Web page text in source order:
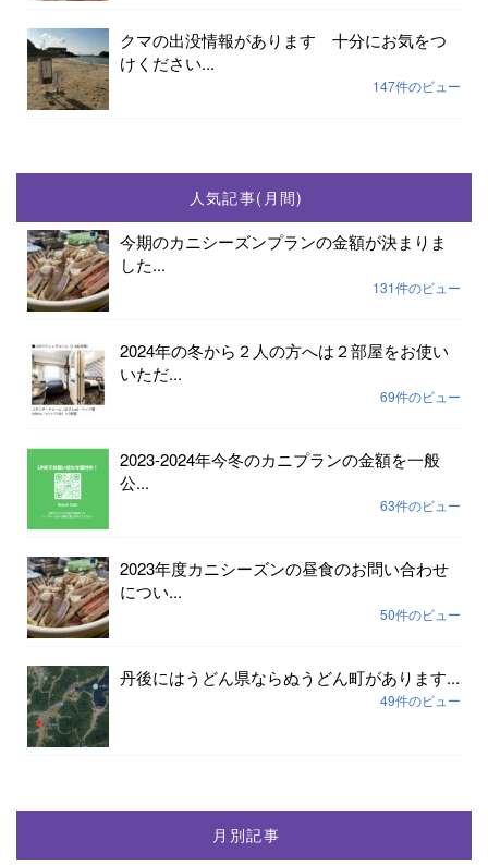
クマの出没情報があります 十分にお気をつ
けください...
147件のビュー
人気記事(月間)
今期のカニシーズンプランの金額が決まりま
した...
131件のビュー
2024年の冬から２人の方へは２部屋をお使い
いただ...
69件のビュー
2023-2024年今冬のカニプランの金額を一般
公...
63件のビュー
2023年度カニシーズンの昼食のお問い合わせ
につい...
50件のビュー
丹後にはうどん県ならぬうどん町があります...
49件のビュー
月別記事